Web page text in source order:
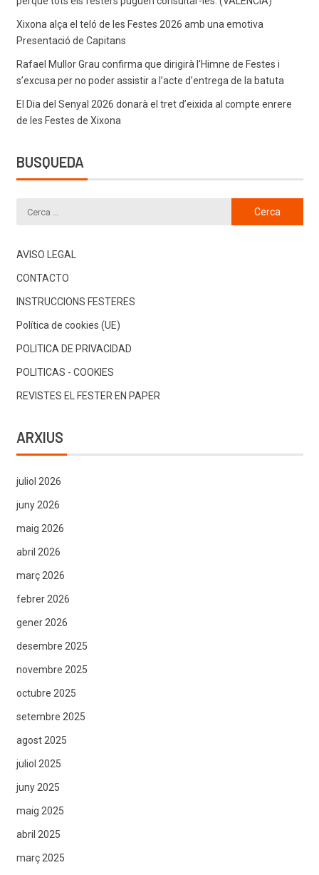
Xixona alça el teló de les Festes 2026 amb una emotiva
Presentació de Capitans
Rafael Mullor Grau confirma que dirigirà l’Himne de Festes i
s’excusa per no poder assistir a l’acte d’entrega de la batuta
El Dia del Senyal 2026 donarà el tret d’eixida al compte enrere
de les Festes de Xixona
BUSQUEDA
AVISO LEGAL
CONTACTO
INSTRUCCIONS FESTERES
Política de cookies (UE)
POLITICA DE PRIVACIDAD
POLITICAS - COOKIES
REVISTES EL FESTER EN PAPER
ARXIUS
juliol 2026
juny 2026
maig 2026
abril 2026
març 2026
febrer 2026
gener 2026
desembre 2025
novembre 2025
octubre 2025
setembre 2025
agost 2025
juliol 2025
juny 2025
maig 2025
abril 2025
març 2025